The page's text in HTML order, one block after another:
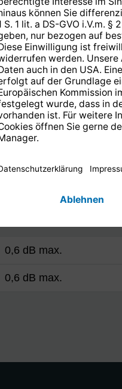
1
2
0,6 dB max.
0,6 dB max.